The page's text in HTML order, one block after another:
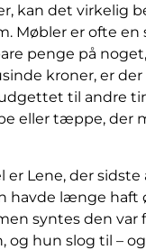
kan det virkelig
Møbler er ofte en
penge på
kroner, er
til andre
eller tæppe, der
Lene, der sidste
havde længe haft
syntes den var
og hun slog til –